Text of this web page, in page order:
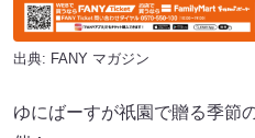
出典: FANY マガジン
ゆにばーすが祇園で贈る季節